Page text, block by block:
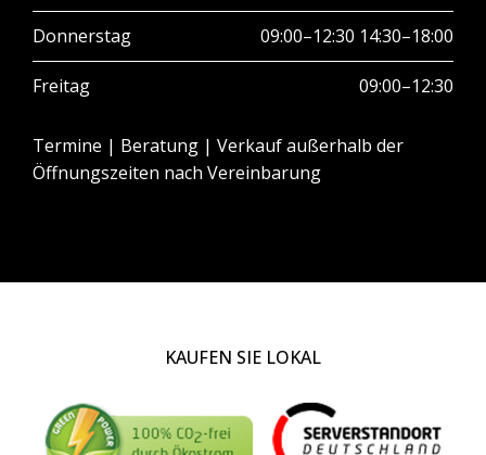
Donnerstag 09:00–12:30 14:30–18:00
Freitag 09:00–12:30
Termine | Beratung | Verkauf außerhalb der
Öffnungszeiten nach Vereinbarung
KAUFEN SIE LOKAL